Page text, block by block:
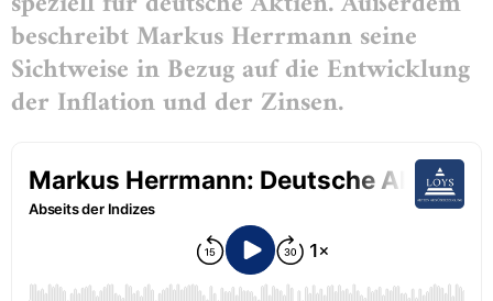
beschreibt Markus Herrmann seine
Sichtweise in Bezug auf die Entwicklung
der Inflation und der Zinsen.